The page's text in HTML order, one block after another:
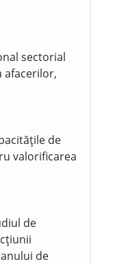
sectorial
afacerilor,
de
valorificarea
de
de